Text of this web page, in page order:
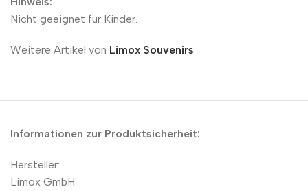
Nicht geeignet für Kinder.
Weitere Artikel von Limox Souvenirs
Informationen zur Produktsicherheit:
Hersteller:
Limox GmbH